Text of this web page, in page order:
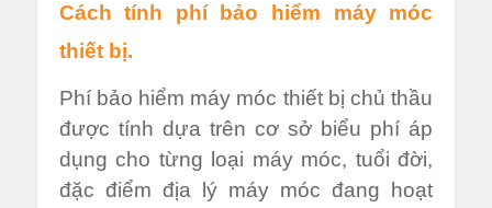
Cách tính phí bảo hiểm máy móc
thiết bị.
Phí bảo hiểm máy móc thiết bị chủ thầu
được tính dựa trên cơ sở biểu phí áp
dụng cho từng loại máy móc, tuổi đời,
đặc điểm địa lý máy móc đang hoạt